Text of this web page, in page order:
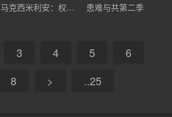
马克西米利安：权力和爱情的游戏第一季 患难与共第二季
3 4 5
6
8 > ..25